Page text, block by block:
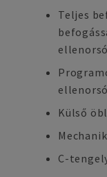
Teljes
Külső
C-